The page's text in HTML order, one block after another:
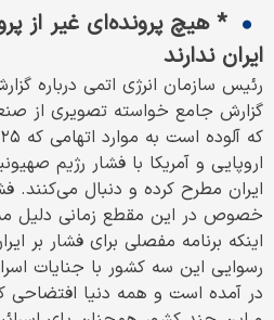
* هیچ پرونده‌ای غیر از
ایران ندارند
رئیس سازمان انرژی اتمی درباره
گزارش جامع خواسته تصویری از
اروپایی و آمریکا با فشار رژیم
ایران مطرح کرده و دنبال می‌کنند.
خصوص در این مقطع زمانی دلیل
اینکه برنامه مفصلی برای فشار بر
رسوایی این سه کشور با جنایات
در آمده است و همه دنیا افتضاحی که